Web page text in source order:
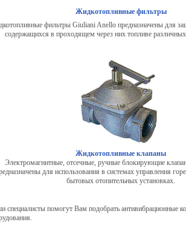
Жидкотопливные фильтры
фильтры Giuliani Anello предназначены для
содержащихся в проходящем через них топливе
Жидкотопливные клапаны
Электромагнитные, отсечные, ручные блокирующие
для использования в системах управления
бытовых отопительных установках.
специалисты помогут Вам подобрать антивибрационные